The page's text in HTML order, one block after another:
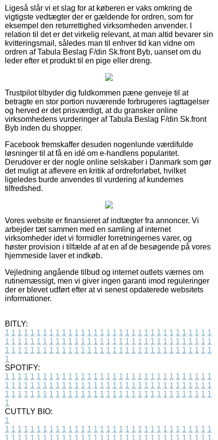
Ligeså slår vi et slag for at køberen er vaks omkring de
vigtigste vedtægter der er gældende for ordren, som for
eksempel den returrettighed virksomheden anvender. I
relation til det er det virkelig relevant, at man altid bevarer sin
kvitteringsmail, således man til enhver tid kan vidne om
ordren af Tabula Beslag F/din Sk.front Byb, uanset om du
leder efter et produkt til en pige eller dreng.
Trustpilot tilbyder dig fuldkommen pæne genveje til at
betragte en stor portion nuværende forbrugeres iagttagelser
og herved er det prisværdigt, at du gransker online
virksomhedens vurderinger af Tabula Beslag F/din Sk.front
Byb inden du shopper.
Facebook fremskaffer desuden nogenlunde værdifulde
løsninger til at få en idé om e-handlens popularitet.
Derudover er der nogle online selskaber i Danmark som gør
det muligt at aflevere en kritik af ordreforløbet, hvilket
ligeledes burde anvendes til vurdering af kundernes
tilfredshed.
Vores website er finansieret af indtægter fra annoncer. Vi
arbejder tæt sammen med en samling af internet
virksomheder idet vi formidler forretningernes varer, og
høster provision i tilfælde af at en af de besøgende på vores
hjemmeside laver et indkøb.
Vejledning angående tilbud og internet outlets værnes om
rutinemæssigt, men vi giver ingen garanti imod reguleringer
der er blevet udført efter at vi senest opdaterede websitets
informationer.
BITLY:
1 1 1 1 1 1 1 1 1 1 1 1 1 1 1 1 1 1 1 1 1 1 1 1 1 1 1 1 1 1 1 1 1
1 1 1 1 1 1 1 1 1 1 1 1 1 1 1 1 1 1 1 1 1 1 1 1 1 1 1 1 1 1 1 1 1
1 1 1 1 1 1 1 1 1 1 1 1 1 1 1 1 1 1 1 1 1 1 1 1 1 1 1 1 1 1 1 1 1
1
SPOTIFY:
1 1 1 1 1 1 1 1 1 1 1 1 1 1 1 1 1 1 1 1 1 1 1 1 1 1 1 1 1 1 1 1 1
1 1 1 1 1 1 1 1 1 1 1 1 1 1 1 1 1 1 1 1 1 1 1 1 1 1 1 1 1 1 1 1 1
1 1 1 1 1 1 1 1 1 1 1 1 1 1 1 1 1 1 1 1 1 1 1 1 1 1 1 1 1 1 1 1 1
1
CUTTLY BIO:
1
1 1 1 1 1 1 1 1 1 1 1 1 1 1 1 1 1 1 1 1 1 1 1 1 1 1 1 1 1 1 1 1 1
1 1 1 1 1 1 1 1 1 1 1 1 1 1 1 1 1 1 1 1 1 1 1 1 1 1 1 1 1 1 1 1 1